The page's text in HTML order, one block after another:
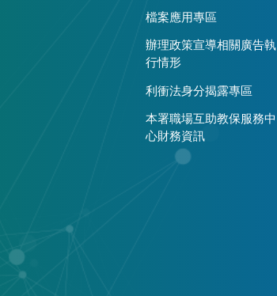
檔案應用專區
辦理政策宣導相關廣告執
行情形
利衝法身分揭露專區
本署職場互助教保服務中
心財務資訊